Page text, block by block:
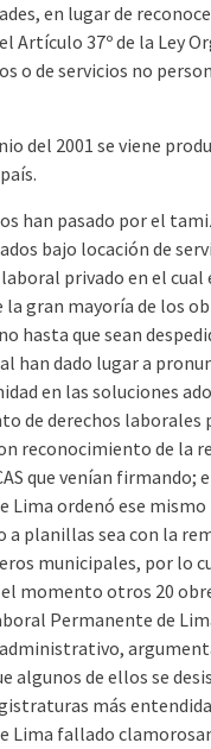
en lugar de
Artículo 37º de la Ley
o de servicios no
del 2001 se viene
han pasado por el
bajo locación de
privado en el cual
la gran mayoría de los
hasta que sean
han dado lugar a
en las soluciones
de derechos laborales
reconocimiento de la
que venían
Lima ordenó ese
a planillas sea con la
municipales, por lo
momento otros 20
Permanente de
algunos de ellos se
más
Lima fallado